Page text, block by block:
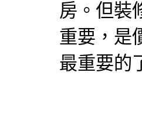
房。但裝
重要，是
最重要的